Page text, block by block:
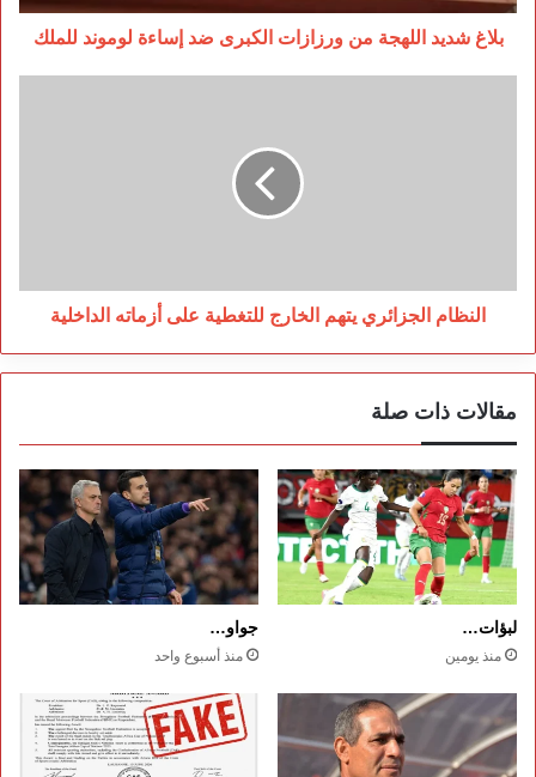
لوموند
للملك
بلاغ شديد اللهجة من ورزازات الكبرى ضد إساءة لوموند للملك
النظام
النظام الجزائري يتهم الخارج للتغطية على أزماته الداخلية
مقالات ذات صلة
لبؤات…
منذ يومين
جواو…
منذ أسبوع واحد